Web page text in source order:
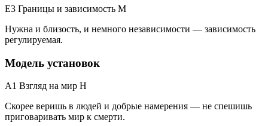
E3 Границы и зависимость M
Нужна и близость, и немного независимости — зависимость
регулируемая.
Модель установок
A1 Взгляд на мир H
Скорее веришь в людей и добрые намерения — не спешишь
приговаривать мир к смерти.